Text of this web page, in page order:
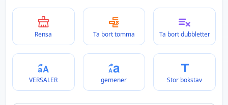
Rensa Ta bort tomma Ta bort dubbletter
VERSALER gemener Stor bokstav